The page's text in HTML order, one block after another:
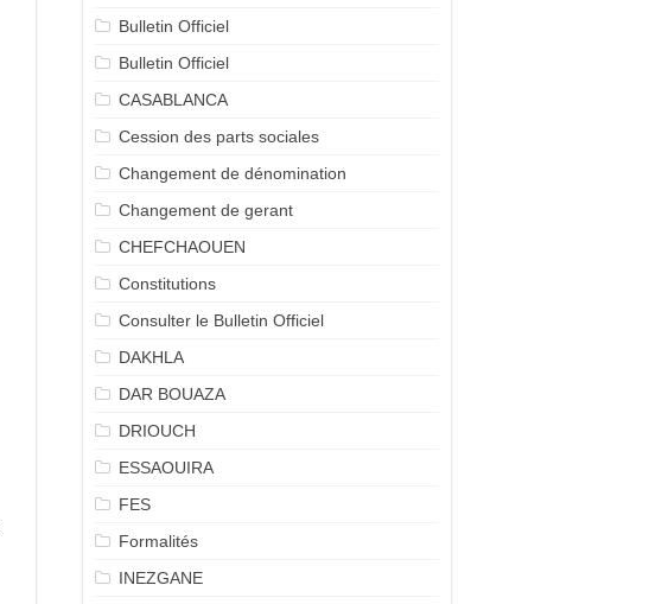
Bulletin Officiel
Bulletin Officiel
CASABLANCA
Cession des parts sociales
Changement de dénomination
Changement de gerant
CHEFCHAOUEN
Constitutions
Consulter le Bulletin Officiel
DAKHLA
DAR BOUAZA
DRIOUCH
ESSAOUIRA
FES
Formalités
INEZGANE